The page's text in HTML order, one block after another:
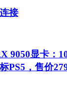
接
9050显卡：
PS5，售价